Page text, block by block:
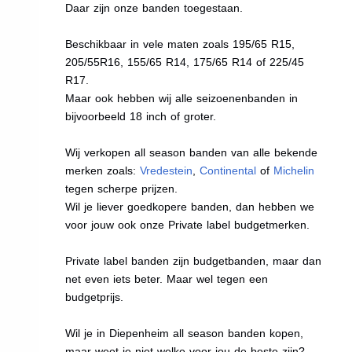
Daar zijn onze banden toegestaan.
Beschikbaar in vele maten zoals 195/65 R15,
205/55R16, 155/65 R14, 175/65 R14 of 225/45
R17.
Maar ook hebben wij alle seizoenenbanden in
bijvoorbeeld 18 inch of groter.
Wij verkopen all season banden van alle bekende
merken zoals:Vredestein ,Continental of Michelin
tegen scherpe prijzen.
Wil je liever goedkopere banden, dan hebben we
voor jouw ook onze Private label budgetmerken.
Private label banden zijn budgetbanden, maar dan
net even iets beter. Maar wel tegen een
budgetprijs.
Wil je in Diepenheim all season banden kopen,